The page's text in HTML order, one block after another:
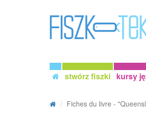
stwórz fiszki kursy
Fiches du livre -